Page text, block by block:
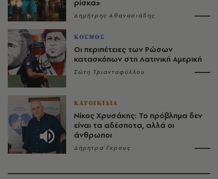
ρίσκα»
Δημήτρης Αθανασιάδης
ΚΟΣΜΟΣ
Οι περιπέτειες των Ρώσων
κατασκόπων στη Λατινική Αμερική
Σώτη Τριανταφύλλου
ΚΑΤΟΙΚΙΔΙΑ
Νίκος Χρυσάκης: Το πρόβλημα δεν
είναι τα αδέσποτα, αλλά οι
άνθρωποι
Δήμητρα Γκρους